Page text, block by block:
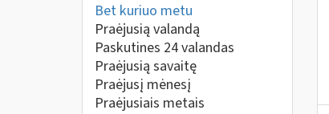
Bet kuriuo metu
Praėjusią valandą
Paskutines 24 valandas
Praėjusią savaitę
Praėjusį mėnesį
Praėjusiais metais